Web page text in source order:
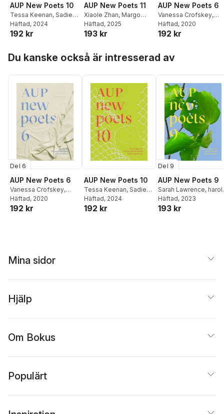
AUP New Poets 10
Tessa Keenan, Sadie
Lawrence,romesh
dissanayake
Häftad, 2024
192 kr
AUP New Poets 11
Xiaole Zhan, Margo
Montes de Oca
Vili
Häftad, 2025
193 kr
AUP New Poets 6
Vanessa Crofskey,
Anna Jackson
Häftad, 2020
192 kr
Du kanske också är intresserad av
Del 6
AUP New Poets 6
Vanessa Crofskey,
Anna Jackson
Häftad, 2020
192 kr
AUP New Poets 10
Tessa Keenan, Sadie
Lawrence,romesh
dissanayake
Häftad, 2024
192 kr
Del 9
AUP New Poets 9
Sarah Lawrence,
coutts, Arielle Walker
Häftad, 2023
193 kr
Mina sidor
Hjälp
Om Bokus
Populärt